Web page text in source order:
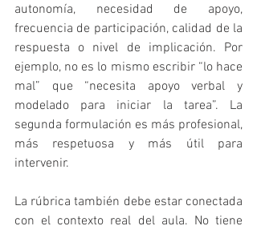
autonomía, necesidad de apoyo,
frecuencia de participación, calidad de la
respuesta o nivel de implicación. Por
ejemplo, no es lo mismo escribir “lo hace
mal” que “necesita apoyo verbal y
modelado para iniciar la tarea”. La
segunda formulación es más profesional,
más respetuosa y más útil para
intervenir.
La rúbrica también debe estar conectada
con el contexto real del aula. No tiene